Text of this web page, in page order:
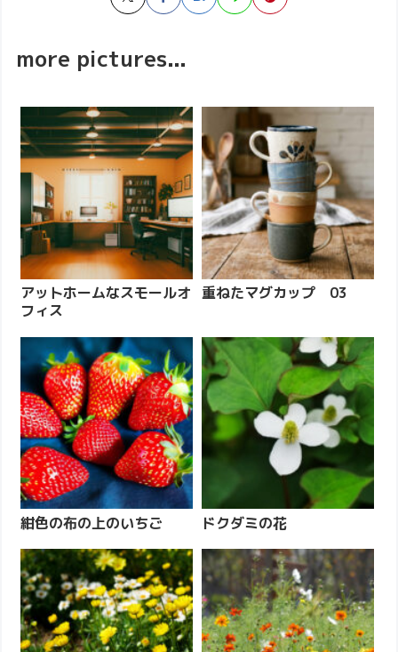
more pictures...
アットホームなスモールオ
フィス
重ねたマグカップ 03
紺色の布の上のいちご ドクダミの花